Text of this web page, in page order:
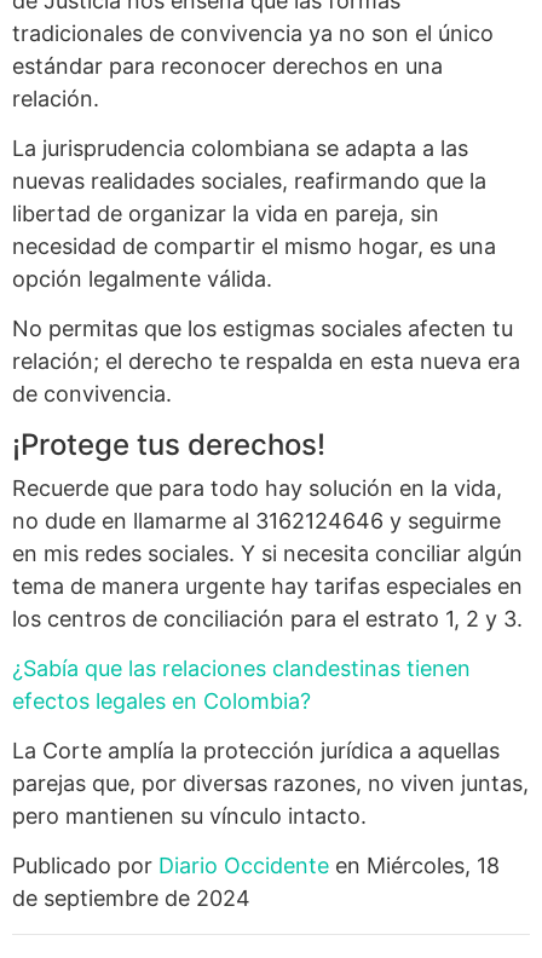
tradicionales de convivencia ya no son el único
estándar para reconocer derechos en una
relación.
La jurisprudencia colombiana se adapta a las
nuevas realidades sociales, reafirmando que la
libertad de organizar la vida en pareja, sin
necesidad de compartir el mismo hogar, es una
opción legalmente válida.
No permitas que los estigmas sociales afecten tu
relación; el derecho te respalda en esta nueva era
de convivencia.
¡Protege tus derechos!
Recuerde que para todo hay solución en la vida,
no dude en llamarme al 3162124646 y seguirme
en mis redes sociales. Y si necesita conciliar algún
tema de manera urgente hay tarifas especiales en
los centros de conciliación para el estrato 1, 2 y 3.
¿Sabía que las relaciones clandestinas tienen
efectos legales en Colombia?
La Corte amplía la protección jurídica a aquellas
parejas que, por diversas razones, no viven juntas,
pero mantienen su vínculo intacto.
Publicado por Diario Occidente en Miércoles, 18
de septiembre de 2024